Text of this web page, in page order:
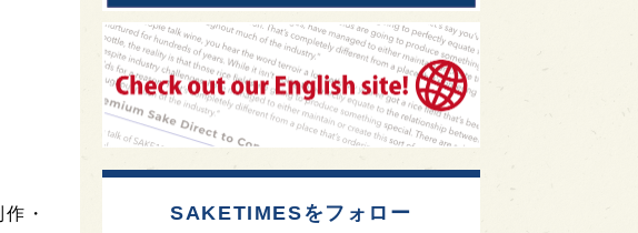
・
SAKETIMESをフォロー